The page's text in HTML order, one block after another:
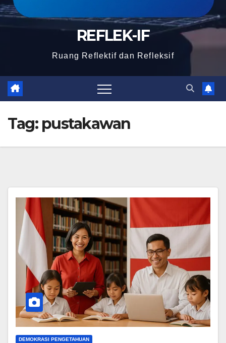
REFLEK-IF
Ruang Reflektif dan Refleksif
Tag: pustakawan
DEMOKRASI PENGETAHUAN